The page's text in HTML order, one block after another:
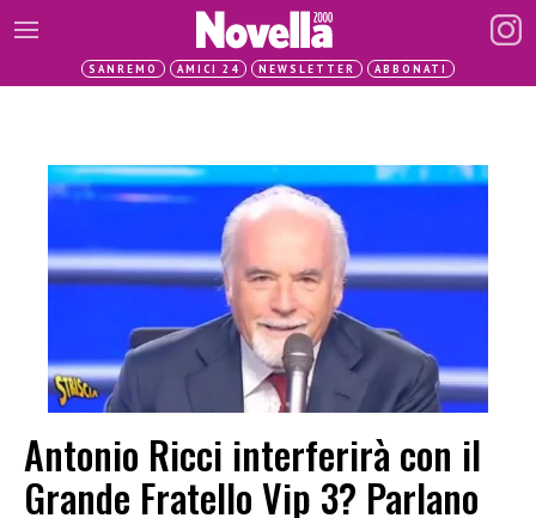
SANREMO AMICI 24 NEWSLETTER ABBONATI
Antonio Ricci interferirà con il
Grande Fratello Vip 3? Parlano